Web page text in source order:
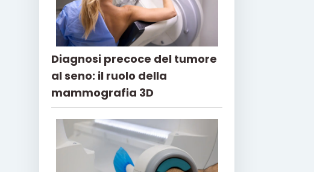
Diagnosi precoce del tumore
al seno: il ruolo della
mammografia 3D